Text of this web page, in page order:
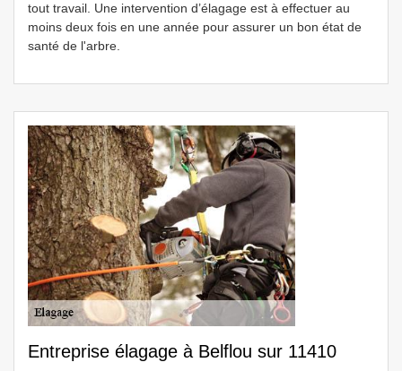
tout travail. Une intervention d’élagage est à effectuer au
moins deux fois en une année pour assurer un bon état de
santé de l'arbre.
Entreprise élagage à Belflou sur 11410